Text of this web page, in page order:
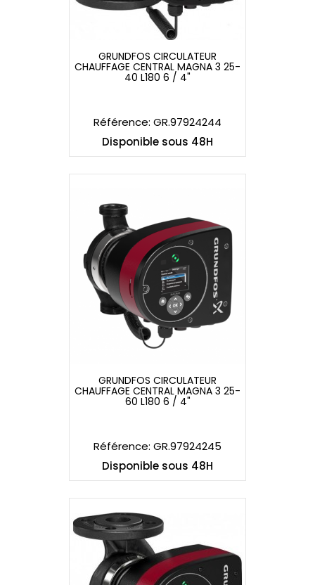
GRUNDFOS CIRCULATEUR
GRUNDFOS CIRCULATEUR
CHAUFFAGE CENTRAL MAGNA 3 25-
40 L180 6 / 4"
Référence: GR.97924244
Disponible sous 48H
GRUNDFOS CIRCULATEUR
GRUNDFOS CIRCULATEUR
CHAUFFAGE CENTRAL MAGNA 3 25-
60 L180 6 / 4"
Référence: GR.97924245
Disponible sous 48H